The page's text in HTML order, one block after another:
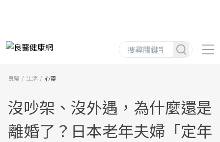
良醫 生活 心靈
沒吵架、沒外遇，為什麼還是
離婚了？日本老年夫婦「定年